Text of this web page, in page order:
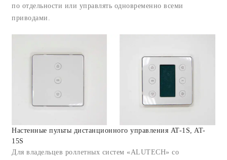
по отдельности или управлять одновременно всеми
приводами.
Настенные пульты дистанционного управления AT-1S, AT-
15S
Для владельцев роллетных систем «ALUTECH» со